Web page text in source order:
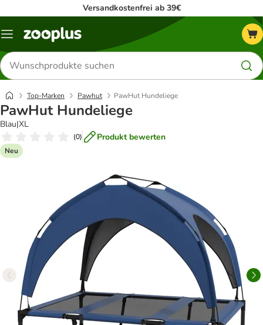
Versandkostenfrei ab 39€
Menü
Produkte
suchen
Top-Marken Pawhut PawHut Hundeliege
PawHut Hundeliege
Blau|XL
(0) Produkt bewerten
Neu